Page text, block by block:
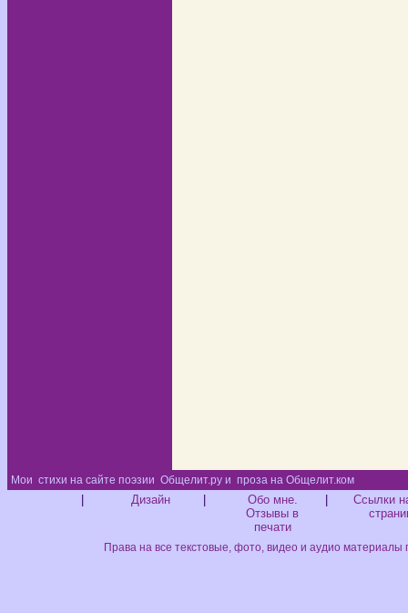
Мои стихи на сайте поэзии Общелит.ру и проза на Общелит.ком
Дизайн
Обо мне.
Отзывы в
печати
Ссылки
Права на все текстовые, фото, видео и аудио